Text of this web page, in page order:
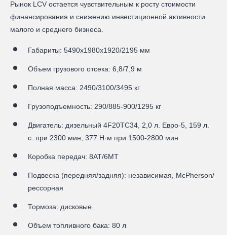
Рынок LCV остается чувствительным к росту стоимости
финансирования и снижению инвестиционной активности
малого и среднего бизнеса.
Габариты: 5490х1980х1920/2195 мм
Объем грузового отсека: 6,8/7,9 м
Полная масса: 2490/3100/3495 кг
Грузоподъемность: 290/885-900/1295 кг
Двигатель: дизельный 4F20TC34, 2,0 л. Евро-5, 159 л.
с. при 2300 мин, 377 Н·м при 1500-2800 мин
Коробка передач: 8АТ/6МТ
Подвеска (передняя/задняя): независимая, McPherson/
рессорная
Тормоза: дисковые
Объем топливного бака: 80 л